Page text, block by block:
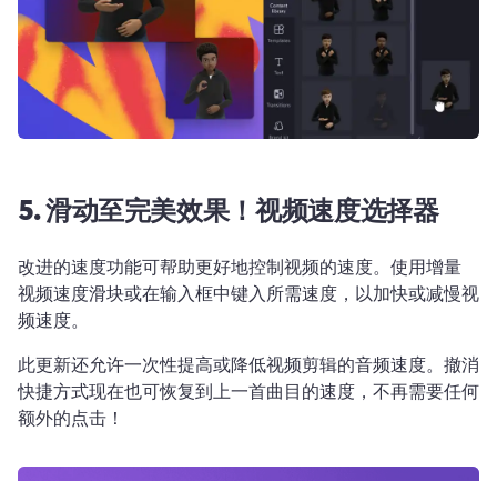
5. 滑动至完美效果！视频速度选择器
视频速度滑块或在输入框中键入所需速度，以加快或减慢视
频速度。
此更新还允许一次性提高或降低视频剪辑的音频速度。撤消
快捷方式现在也可恢复到上一首曲目的速度，不再需要任何
额外的点击！